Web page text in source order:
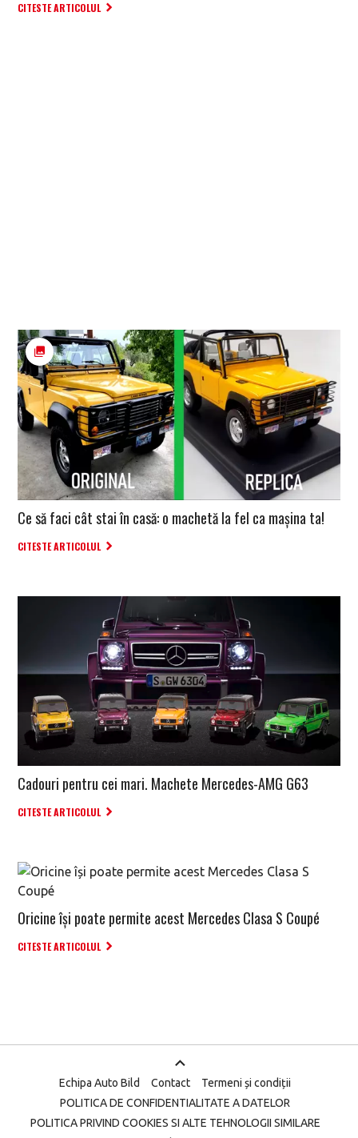
CITESTE ARTICOLUL
Ce să faci cât stai în casă: o machetă la fel ca mașina ta!
CITESTE ARTICOLUL
Cadouri pentru cei mari. Machete Mercedes-AMG G63
CITESTE ARTICOLUL
Oricine își poate permite acest Mercedes Clasa S Coupé
CITESTE ARTICOLUL
Echipa Auto Bild Contact
Termeni și condiții
POLITICA DE CONFIDENTIALITATE A DATELOR
POLITICA PRIVIND COOKIES SI ALTE TEHNOLOGII SIMILARE